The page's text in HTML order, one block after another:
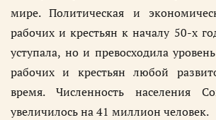
мире. Политическая и
рабочих и крестьян к началу 50-х
уступала, но и превосходила
рабочих и крестьян любой
время. Численность населения
увеличилось на 41 миллион человек.